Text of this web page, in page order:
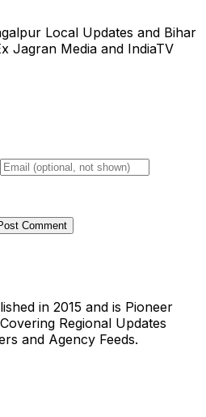
Local Updates and Bihar
Jagran Media and IndiaTV
Comment
in 2015 and is Pioneer
Regional Updates
and Agency Feeds.